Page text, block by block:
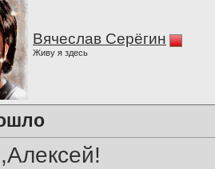
Вячеслав Серёгин
Живу я здесь